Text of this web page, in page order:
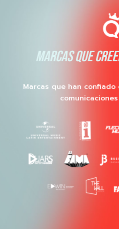
MARCAS QUE
Marcas que han